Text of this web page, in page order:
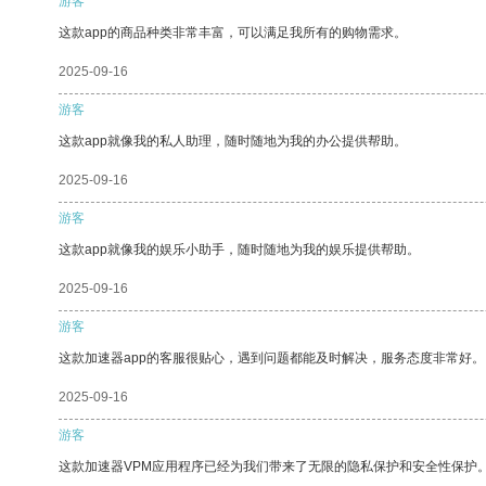
这款app的商品种类非常丰富，可以满足我所有的购物需求。
2025-09-16
游客
这款app就像我的私人助理，随时随地为我的办公提供帮助。
2025-09-16
游客
这款app就像我的娱乐小助手，随时随地为我的娱乐提供帮助。
2025-09-16
游客
这款加速器app的客服很贴心，遇到问题都能及时解决，服务态度非常好。
2025-09-16
游客
这款加速器VPM应用程序已经为我们带来了无限的隐私保护和安全性保护